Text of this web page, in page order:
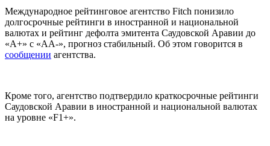
Международное рейтинговое агентство Fitch понизило
долгосрочные рейтинги в иностранной и национальной
валютах и рейтинг дефолта эмитента Саудовской Аравии до
«А+» с «AA-», прогноз стабильный. Об этом говорится в
сообщении агентства.
Кроме того, агентство подтвердило краткосрочные рейтинги
Саудовской Аравии в иностранной и национальной валютах
на уровне «F1+».